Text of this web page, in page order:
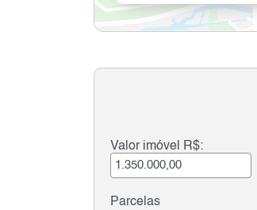
Valor imóvel R$:
Parcelas